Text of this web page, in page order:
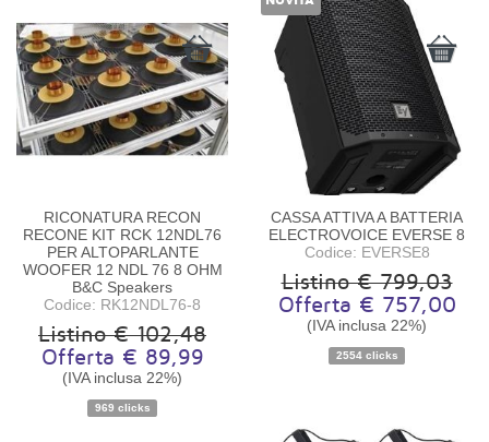
Disponibilità:Ordinabile
RICONATURA RECON
RECONE KIT RCK 12NDL76
PER ALTOPARLANTE
WOOFER 12 NDL 76 8 OHM
B&C Speakers
Codice: RK12NDL76-8
Listino € 102,48
Offerta € 89,99
(IVA inclusa 22%)
969 clicks
Disponibilità: Disponibile
CASSA ATTIVA A BATTERIA
ELECTROVOICE EVERSE 8
Codice: EVERSE8
Listino € 799,03
Offerta € 757,00
(IVA inclusa 22%)
2554 clicks